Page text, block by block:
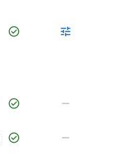
check_circle tune
check_circle remove
check_circle remove